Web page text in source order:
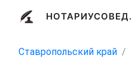
Ставропольский край